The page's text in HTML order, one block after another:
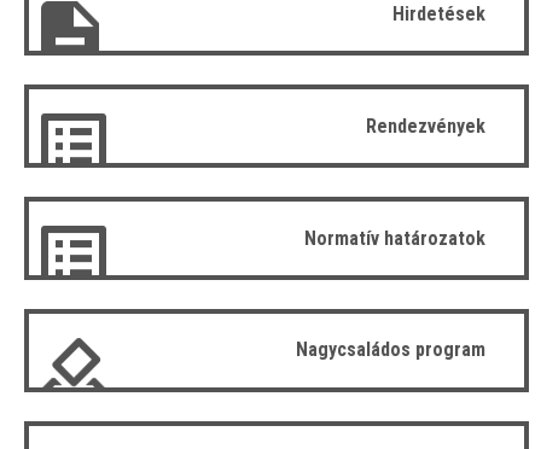
Hirdetések
Rendezvények
Normatív határozatok
Nagycsaládos program